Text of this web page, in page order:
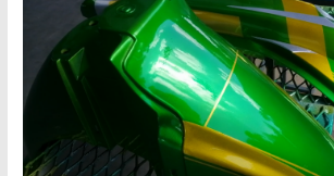
លឿងខេនឌី
បាញ់លើ
ម៉ូតូ